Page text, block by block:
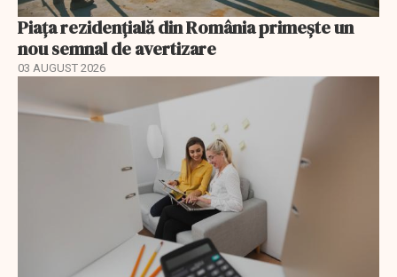
Piața rezidențială din România primește un
nou semnal de avertizare
03 AUGUST 2026